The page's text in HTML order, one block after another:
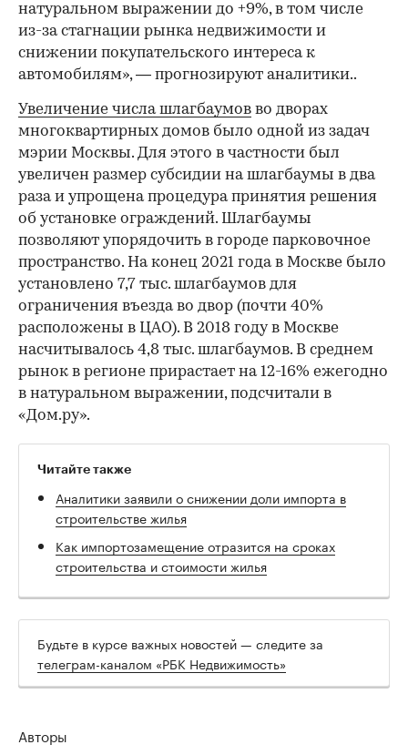
натуральном выражении до +9%, в том числе
из-за стагнации рынка недвижимости и
снижении покупательского интереса к
автомобилям», — прогнозируют аналитики..
Увеличение числа шлагбаумов во дворах
многоквартирных домов было одной из задач
мэрии Москвы. Для этого в частности был
увеличен размер субсидии на шлагбаумы в два
раза и упрощена процедура принятия решения
об установке ограждений. Шлагбаумы
позволяют упорядочить в городе парковочное
пространство. На конец 2021 года в Москве было
установлено 7,7 тыс. шлагбаумов для
ограничения въезда во двор (почти 40%
расположены в ЦАО). В 2018 году в Москве
насчитывалось 4,8 тыс. шлагбаумов. В среднем
рынок в регионе прирастает на 12-16% ежегодно
в натуральном выражении, подсчитали в
«Дом.ру».
Читайте также
Аналитики заявили о снижении доли импорта в
строительстве жилья
Как импортозамещение отразится на сроках
строительства и стоимости жилья
Будьте в курсе важных новостей — следите за
телеграм-каналом «РБК Недвижимость»
Авторы